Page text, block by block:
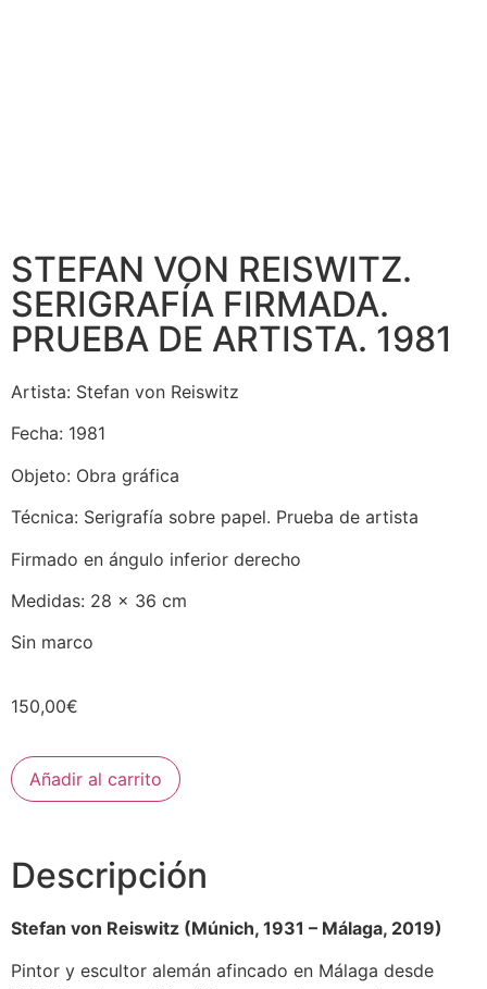
STEFAN VON REISWITZ.
SERIGRAFÍA FIRMADA.
PRUEBA DE ARTISTA. 1981
Artista: Stefan von Reiswitz
Fecha: 1981
Objeto: Obra gráfica
Técnica: Serigrafía sobre papel. Prueba de artista
Firmado en ángulo inferior derecho
Medidas: 28 x 36 cm
Sin marco
150,00€
Añadir al carrito
Descripción
Stefan von Reiswitz (Múnich, 1931 – Málaga, 2019)
Pintor y escultor alemán afincado en Málaga desde